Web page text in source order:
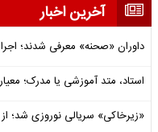
آخرین اخبار
داوران «صحنه» معرفی شدند؛ اجرا
استاد، متد آموزشی یا مدرک؛
«زیرخاکی» سریالی نوروزی شد؛ از